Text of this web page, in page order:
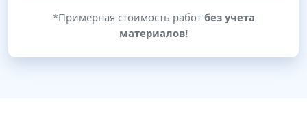
*Примерная стоимость работ без учета
материалов!